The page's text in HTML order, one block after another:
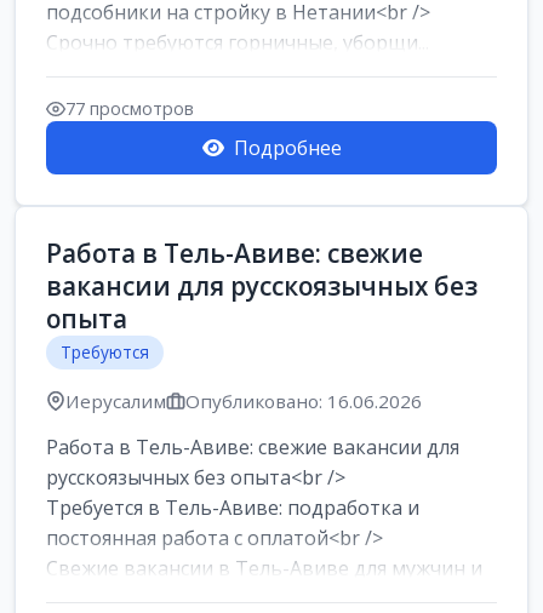
подсобники на стройку в Нетании<br />
Срочно требуются горничные, уборщи...
77 просмотров
Подробнее
Работа в Тель-Авиве: свежие
вакансии для русскоязычных без
опыта
Требуются
Иерусалим Опубликовано: 16.06.2026
Работа в Тель-Авиве: свежие вакансии для
русскоязычных без опыта<br />
Требуется в Тель-Авиве: подработка и
постоянная работа с оплатой<br />
Свежие вакансии в Тель-Авиве для мужчин и
женщин от хозя...